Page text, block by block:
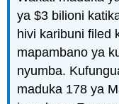
ya $3 bilioni
hivi karibuni filed
mapambano ya
nyumba.
maduka 178 ya